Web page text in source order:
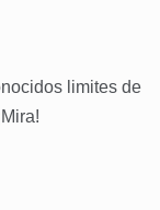
limites de